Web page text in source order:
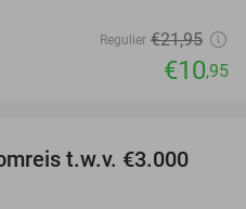
Regulier €21,95
€10,95
t.w.v. €3.000